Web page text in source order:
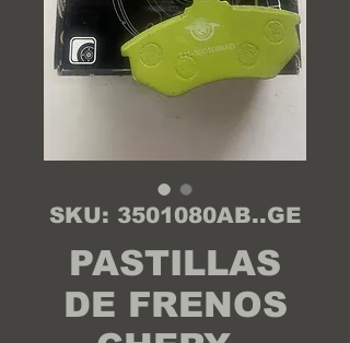
SKU: 3501080AB..GE
PASTILLAS
DE FRENOS